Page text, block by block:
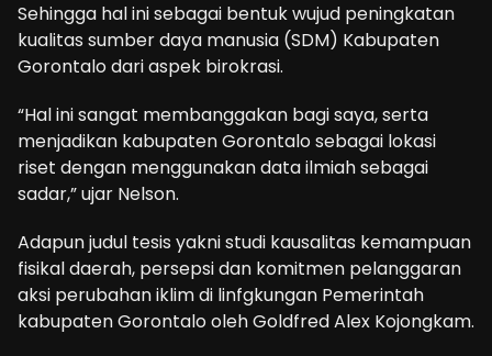
Sehingga hal ini sebagai bentuk wujud peningkatan
kualitas sumber daya manusia (SDM) Kabupaten
Gorontalo dari aspek birokrasi.
“Hal ini sangat membanggakan bagi saya, serta
menjadikan kabupaten Gorontalo sebagai lokasi
riset dengan menggunakan data ilmiah sebagai
sadar,” ujar Nelson.
Adapun judul tesis yakni studi kausalitas kemampuan
fisikal daerah, persepsi dan komitmen pelanggaran
aksi perubahan iklim di linfgkungan Pemerintah
kabupaten Gorontalo oleh Goldfred Alex Kojongkam.